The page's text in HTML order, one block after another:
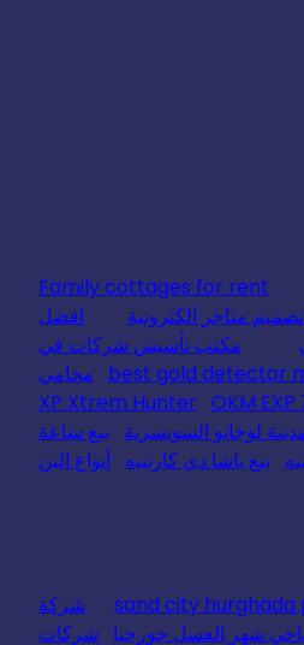
Family cottages for rent
متاجر الكترونية
افضل
مكتب تأسيس شركات في
best gold detector
محامي
XP Xtrem Hunter OKM
لوجانو السويسرية
بيع ساعة
بيع باشا دي كارتييه أنواع البن
sand city hurghada
شركة
شهر العسل جورجيا شركات